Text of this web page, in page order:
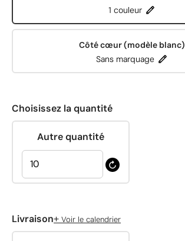
1 couleur
Côté cœur (modèle blanc)
Sans marquage
Choisissez la quantité
Autre quantité
Livraison+ Voir le calendrier